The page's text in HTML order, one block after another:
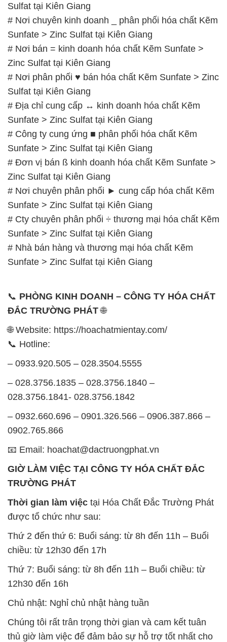
Sulfat tại Kiên Giang
# Nơi chuyên kinh doanh _ phân phối hóa chất Kẽm
Sunfate > Zinc Sulfat tại Kiên Giang
# Nơi bán = kinh doanh hóa chất Kẽm Sunfate >
Zinc Sulfat tại Kiên Giang
# Nơi phân phối ♥ bán hóa chất Kẽm Sunfate > Zinc
Sulfat tại Kiên Giang
# Địa chỉ cung cấp ↔ kinh doanh hóa chất Kẽm
Sunfate > Zinc Sulfat tại Kiên Giang
# Công ty cung ứng ■ phân phối hóa chất Kẽm
Sunfate > Zinc Sulfat tại Kiên Giang
# Đơn vị bán ß kinh doanh hóa chất Kẽm Sunfate >
Zinc Sulfat tại Kiên Giang
# Nơi chuyên phân phối ► cung cấp hóa chất Kẽm
Sunfate > Zinc Sulfat tại Kiên Giang
# Cty chuyên phân phối ÷ thương mại hóa chất Kẽm
Sunfate > Zinc Sulfat tại Kiên Giang
# Nhà bán hàng và thương mại hóa chất Kẽm
Sunfate > Zinc Sulfat tại Kiên Giang
📞 PHÒNG KINH DOANH – CÔNG TY HÓA CHẤT
ĐẮC TRƯỜNG PHÁT🌐
🌐 Website: https://hoachatmientay.com/
📞 Hotline:
– 0933.920.505 – 028.3504.5555
– 028.3756.1835 – 028.3756.1840 –
028.3756.1841- 028.3756.1842
– 0932.660.696 – 0901.326.566 – 0906.387.866 –
0902.765.866
📧 Email: hoachat@dactruongphat.vn
GIỜ LÀM VIỆC TẠI CÔNG TY HÓA CHẤT ĐẮC
TRƯỜNG PHÁT
Thời gian làm việc tại Hóa Chất Đắc Trường Phát
được tổ chức như sau:
Thứ 2 đến thứ 6: Buổi sáng: từ 8h đến 11h – Buổi
chiều: từ 12h30 đến 17h
Thứ 7: Buổi sáng: từ 8h đến 11h – Buổi chiều: từ
12h30 đến 16h
Chủ nhật: Nghỉ chủ nhật hàng tuần
Chúng tôi rất trân trọng thời gian và cam kết tuân
thủ giờ làm việc để đảm bảo sự hỗ trợ tốt nhất cho